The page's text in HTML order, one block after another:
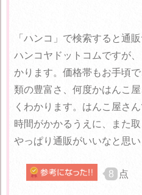
「ハンコ」で検索すると通
ハンコヤドットコムですが
かります。価格帯もお手頃
類の豊富さ、何度かはんこ
くわかります。はんこ屋さ
時間がかかるうえに、また
やっぱり通販がいいなと思い
8 点